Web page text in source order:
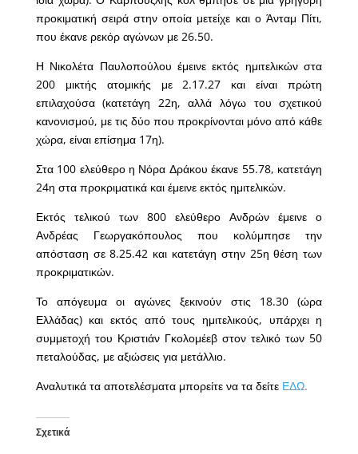
προκιματική σειρά στην οποία μετείχε και ο Άνταμ Πίτι,
που έκανε ρεκόρ αγώνων με 26.50.
Η Νικολέτα Παυλοπούλου έμεινε εκτός ημιτελικών στα
200 μικτής ατομικής με 2.17.27 και είναι πρώτη
επιλαχούσα (κατετάγη 22η, αλλά λόγω του σχετικού
κανονισμού, με τις δύο που προκρίνονται μόνο από κάθε
χώρα, είναι επίσημα 17η).
Στα 100 ελεύθερο η Νόρα Δράκου έκανε 55.78, κατετάγη
24η στα προκριματικά και έμεινε εκτός ημιτελικών.
Εκτός τελικού των 800 ελεύθερο Ανδρών έμεινε ο
Ανδρέας Γεωργακόπουλος που κολύμπησε την
απόσταση σε 8.25.42 και κατετάγη στην 25η θέση των
προκριματικών.
Το απόγευμα οι αγώνες ξεκινούν στις 18.30 (ώρα
Ελλάδας) και εκτός από τους ημιτελικούς, υπάρχει η
συμμετοχή του Κριστιάν Γκολομέεβ στον τελικό των 50
πεταλούδας, με αξιώσεις για μετάλλιο.
Αναλυτικά τα αποτελέσματα μπορείτε να τα δείτε ΕΔΩ.
Σχετικά